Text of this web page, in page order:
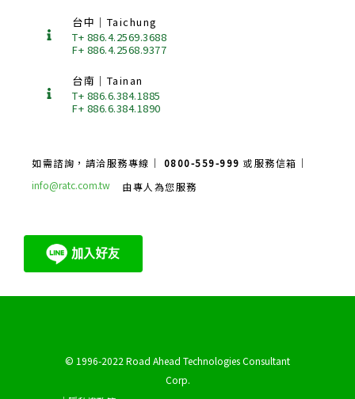
台中｜Taichung
T+ 886.4.2569.3688
F+ 886.4.2568.9377
台南｜Tainan
T+ 886.6.384.1885
F+ 886.6.384.1890
如需諮詢，請洽服務專線｜ 0800-559-999 或服務信箱｜
info@ratc.com.tw
由專人為您服務
© 1996-2022 Road Ahead Technologies Consultant
Corp.